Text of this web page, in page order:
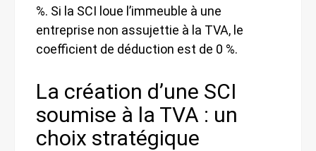
%. Si la SCI loue l’immeuble à une
entreprise non assujettie à la TVA, le
coefficient de déduction est de 0 %.
La création d’une SCI
soumise à la TVA : un
choix stratégique